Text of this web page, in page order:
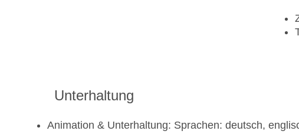
Unterhaltung
Animation & Unterhaltung: Sprachen: deutsch,